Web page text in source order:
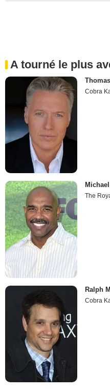
A tourné le plus
Cobra
The
Ralph
Cobra